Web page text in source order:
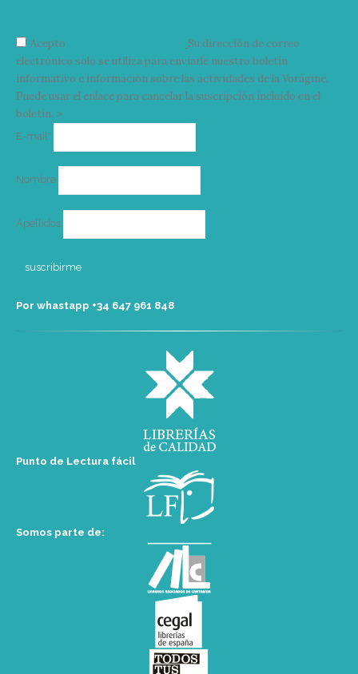
Acepto
Su dirección de correo
electrónico solo se utiliza para enviarle nuestro boletín
informativo e información sobre las actividades de la Vorágine.
Puede usar el enlace para cancelar la suscripción incluido en el
boletín. >
E-mail*
Nombre
Apellidos
Por whastapp +34 ‭647 961 848‬
Punto de Lectura fácil
Somos parte de: